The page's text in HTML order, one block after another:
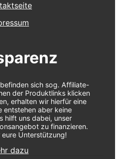
sich sog. Affiliate-
der Produktlinks klicken
erhalten wir hierfür eine
entstehen aber keine
hilft uns dabei, unser
zu finanzieren.
eure Unterstützung!
dazu